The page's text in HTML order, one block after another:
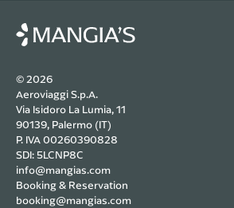
© 2026
Aeroviaggi S.p.A.
Via Isidoro La Lumia, 11
90139, Palermo (IT)
P. IVA 00260390828
SDI: 5LCNP8C
info@mangias.com
Booking & Reservation
booking@mangias.com